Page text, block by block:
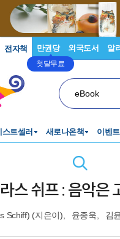
전자책 만권당
첫달무료
외국도서 알
eBook
스트셀러 새로나온책 이벤트
스 쉬프 : 음악은
Schiff) (지은이), 윤종욱 김